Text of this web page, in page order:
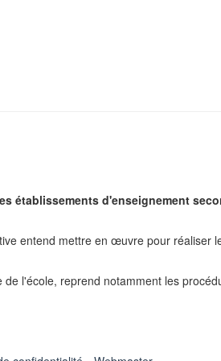
établissements d'enseignement
entend mettre en œuvre pour réaliser
l'école, reprend notamment les